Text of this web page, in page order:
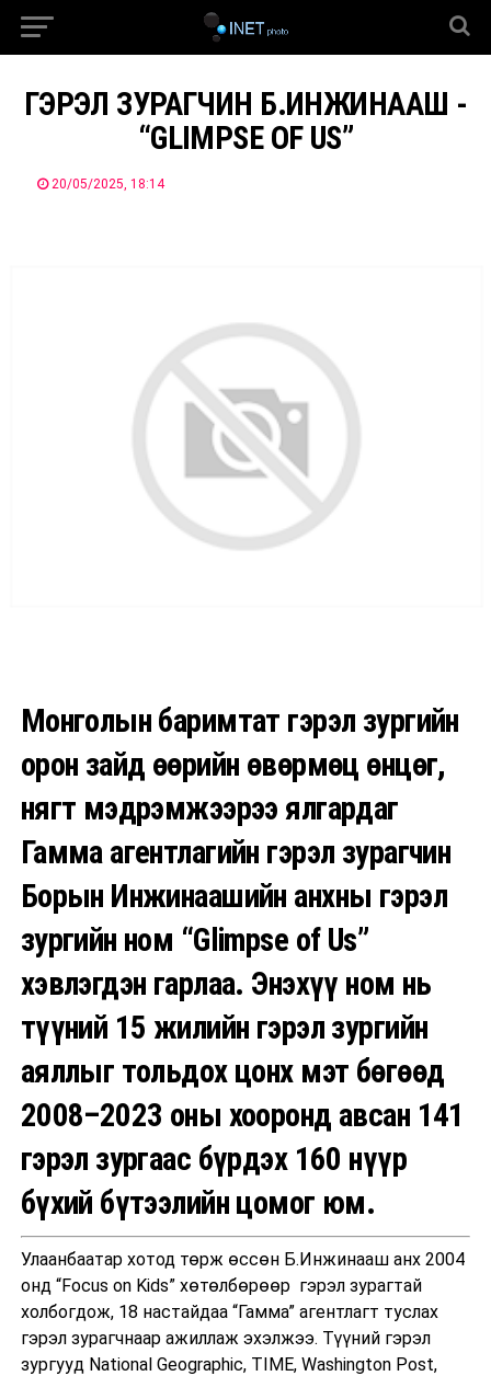
ГЭРЭЛ ЗУРАГЧИН Б.ИНЖИНААШ -
“GLIMPSE OF US”
20/05/2025, 18:14
Монголын баримтат гэрэл зургийн
орон зайд өөрийн өвөрмөц өнцөг,
нягт мэдрэмжээрээ ялгардаг
Гамма агентлагийн гэрэл зурагчин
Борын Инжинаашийн анхны гэрэл
зургийн ном “Glimpse of Us”
хэвлэгдэн гарлаа. Энэхүү ном нь
түүний 15 жилийн гэрэл зургийн
аяллыг тольдох цонх мэт бөгөөд
2008–2023 оны хооронд авсан 141
гэрэл зургаас бүрдэх 160 нүүр
бүхий бүтээлийн цомог юм.
Улаанбаатар хотод төрж өссөн Б.Инжинааш анх 2004
онд “Focus on Kids” хөтөлбөрөөр гэрэл зурагтай
холбогдож, 18 настайдаа “Гамма” агентлагт туслах
гэрэл зурагчнаар ажиллаж эхэлжээ. Түүний гэрэл
зургууд National Geographic, TIME, Washington Post,